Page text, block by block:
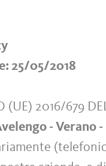
25/05/2018
(UE) 2016/679
- Verano